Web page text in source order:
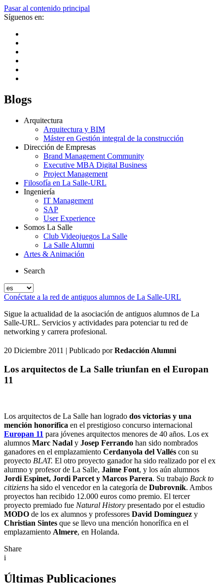
Pasar al contenido principal
Síguenos en:
Blogs
Arquitectura
Arquitectura y BIM
Máster en Gestión integral de la construcción
Dirección de Empresas
Brand Management Community
Executive MBA Digital Business
Project Management
Filosofía en La Salle-URL
Ingeniería
IT Management
SAP
User Experience
Somos La Salle
Club Videojuegos La Salle
La Salle Alumni
Artes & Animación
Search
Conéctate a la red de antiguos alumnos de La Salle-URL
Sigue la actualidad de la asociación de antiguos alumnos de La
Salle-URL. Servicios y actividades para potenciar tu red de
networking y carrera profesional.
20 Diciembre 2011 | Publicado porRedacción Alumni
Los arquitectos de La Salle triunfan en el Europan
11
Los arquitectos de La Salle han logrado dos victorias y una
mención honorífica en el prestigioso concurso internacional
Europan 11 para jóvenes arquitectos menores de 40 años. Los ex
alumnos Marc Nadal y Josep Ferrando han sido nombrados
ganadores en el emplazamiento Cerdanyola del Vallés con su
proyecto BLAT. El otro proyecto ganador ha sido realizado por el ex
alumno y profesor de La Salle, Jaime Font, y los aún alumnos
Jordi Espinet, Jordi Parcet y Marcos Parera. Su trabajo Back to
citiziens ha sido el vencedor en la categoría de Dubrovnik. Ambos
proyectos han recibido 12.000 euros como premio. El tercer
proyecto premiado fue Natural History presentado por el estudio
MODO de los ex alumnos y professores David Domínguez y
Christian Sintes que se llevo una mención honorífica en el
emplazamiento Almere, en Holanda.
Share
i
Últimas Publicaciones